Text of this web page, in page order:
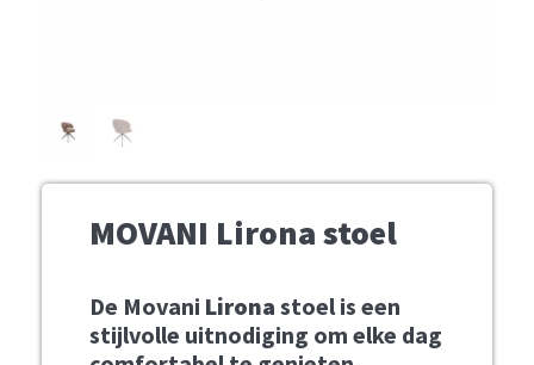
MOVANI Lirona stoel
De Movani Lirona stoel is een
stijlvolle uitnodiging om elke dag